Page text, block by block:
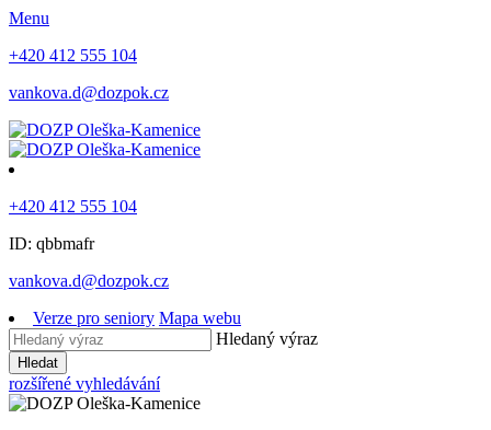
Menu
+420 412 555 104
vankova.d@dozpok.cz
+420 412 555 104
ID: qbbmafr
vankova.d@dozpok.cz
Verze pro seniory Mapa webu
Hledaný výraz
Hledat
rozšířené vyhledávání